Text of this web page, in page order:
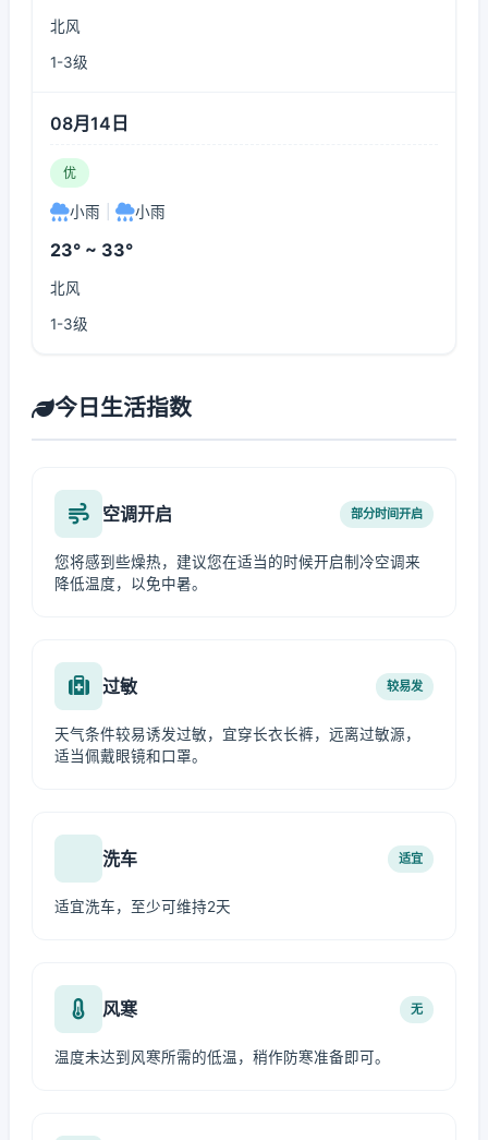
北风
1-3级
08月14日
优
小雨 小雨
23° ~ 33°
北风
1-3级
今日生活指数
空调开启 部分时间开启
您将感到些燥热，建议您在适当的时候开启制冷空调来
降低温度，以免中暑。
过敏 较易发
天气条件较易诱发过敏，宜穿长衣长裤，远离过敏源，
适当佩戴眼镜和口罩。
洗车 适宜
适宜洗车，至少可维持2天
风寒 无
温度未达到风寒所需的低温，稍作防寒准备即可。